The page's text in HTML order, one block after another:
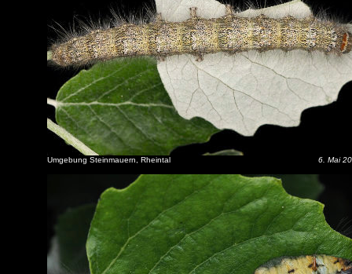
Umgebung Steinmauern, Rheintal 6. Mai